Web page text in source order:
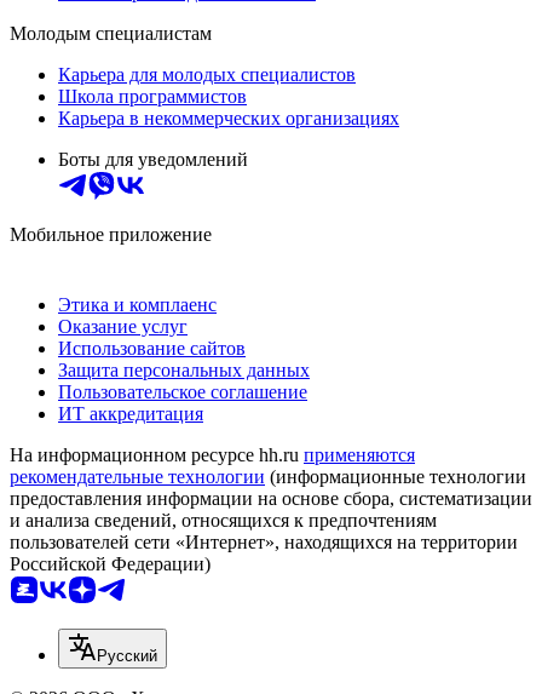
Молодым специалистам
Карьера для молодых специалистов
Школа программистов
Карьера в некоммерческих организациях
Боты для уведомлений
Мобильное приложение
Этика и комплаенс
Оказание услуг
Использование сайтов
Защита персональных данных
Пользовательское соглашение
ИТ аккредитация
На информационном ресурсе hh.ru применяются
рекомендательные технологии (информационные технологии
предоставления информации на основе сбора, систематизации
и анализа сведений, относящихся к предпочтениям
пользователей сети «Интернет», находящихся на территории
Российской Федерации)
Русский